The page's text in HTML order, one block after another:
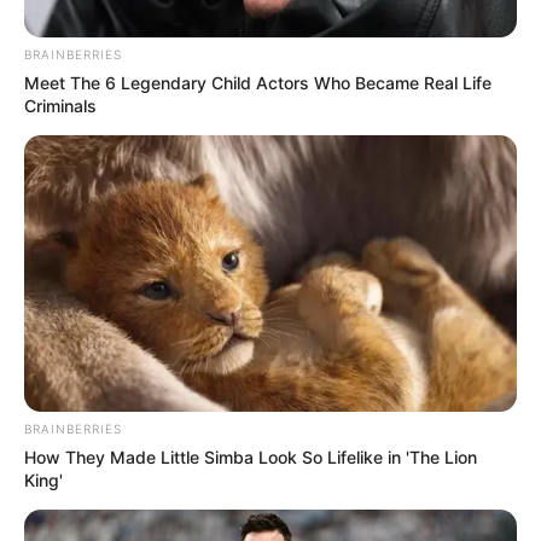
PostedFriss hírek
BRAINBERRIES
Meet The 6 Legendary Child Actors Who Became Real Life
Criminals
BRAINBERRIES
How They Made Little Simba Look So Lifelike in 'The Lion
King'